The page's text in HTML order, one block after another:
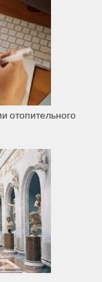
отопительного